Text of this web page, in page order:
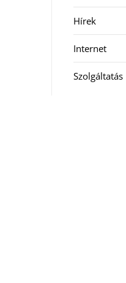
Hírek
Internet
Szolgáltatás